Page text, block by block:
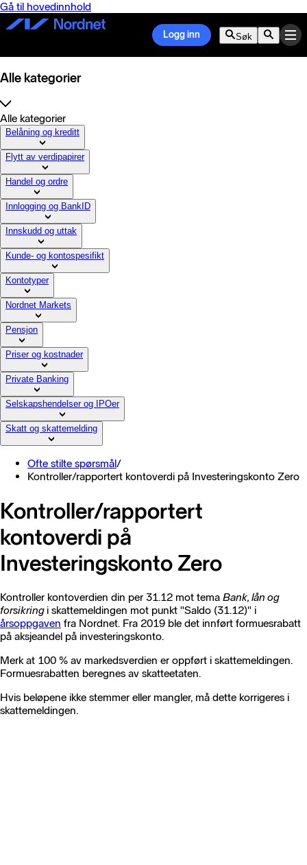
Gå til hovedinnhold
Logg inn Søk
Alle kategorier
Alle kategorier
Belåning og kreditt
Flytt av verdipapirer
Handel og ordre
Innlogging og BankID
Innskudd og uttak
Kunde- og kontospesifikt
Kontotyper
Nordnet Markets
Pensjon
Priser og kostnader
Private Banking
Selskapshendelser og IPOer
Skatt og skattemelding
Ofte stilte spørsmål/
Kontroller/rapportert kontoverdi på Investeringskonto Zero
Kontroller/rapportert
kontoverdi på
Investeringskonto Zero
Kontroller kontoverdien din per 31.12 mot tema Bank, lån og
forsikring i skattemeldingen mot punkt "Saldo (31.12)" i
årsoppgaven fra Nordnet. Fra 2019 ble det innført formuesrabatt
på aksjeandel på investeringskonto.
Merk at 100 % av markedsverdien er oppført i skattemeldingen.
Formuesrabatten beregnes av skatteetaten.
Hvis beløpene ikke stemmer eller mangler, må dette korrigeres i
skattemeldingen.